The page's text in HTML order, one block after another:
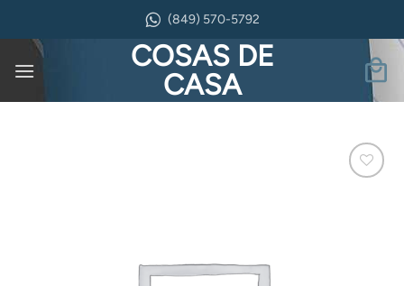
contenido
(849) 570-5792
COSAS DE
CASA